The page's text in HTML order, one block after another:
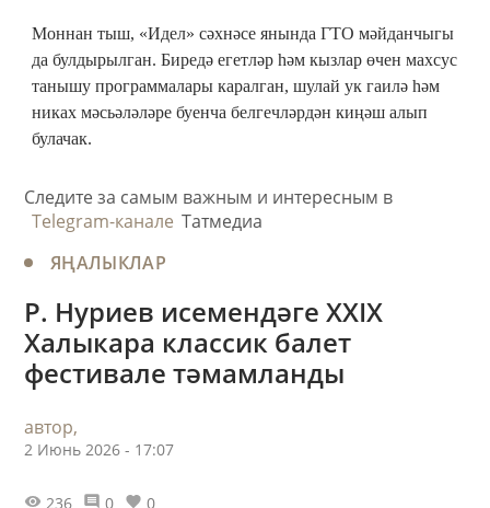
Моннан тыш, «Идел» сәхнәсе янында ГТО мәйданчыгы
да булдырылган. Биредә егетләр һәм кызлар өчен махсус
танышу программалары каралган, шулай ук гаилә һәм
никах мәсьәләләре буенча белгечләрдән киңәш алып
булачак.
Следите за самым важным и интересным в
Telegram-канале Татмедиа
ЯҢАЛЫКЛАР
Р. Нуриев исемендәге XXIX
Халыкара классик балет
фестивале тәмамланды
автор,
2 Июнь 2026 - 17:07
236 0 0